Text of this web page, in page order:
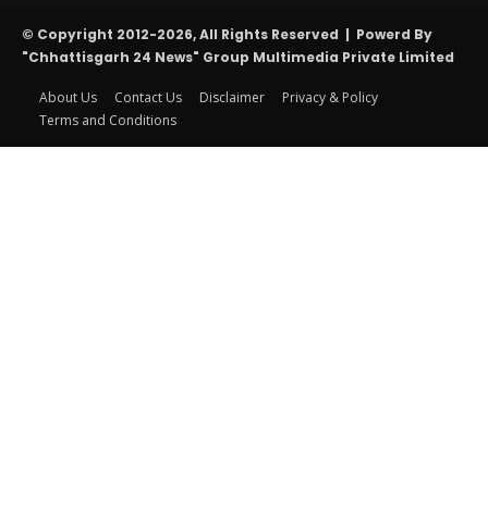
© Copyright 2012-2026, All Rights Reserved | Powerd By
"Chhattisgarh 24 News" Group Multimedia Private Limited
About Us Contact Us Disclaimer
Privacy & Policy
Terms and Conditions